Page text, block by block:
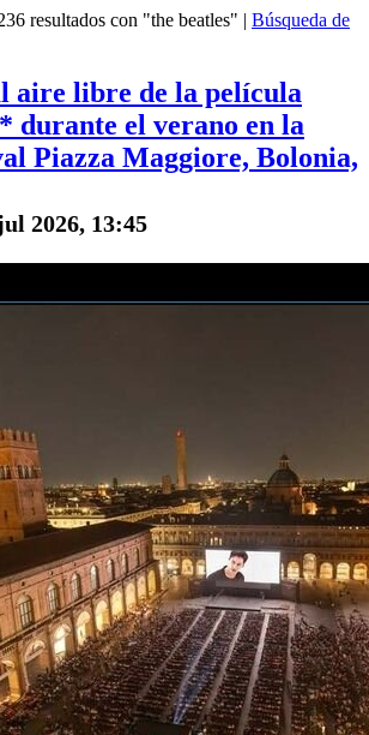
resultados con "the beatles" | Búsqueda de
aire libre de la película
el verano en la
Piazza Maggiore, Bolonia,
2026, 13:45